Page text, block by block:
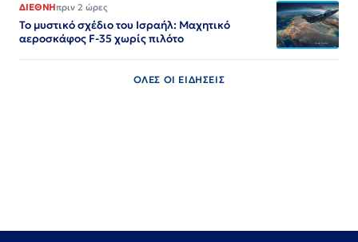
ΔΙΕΘΝΗπριν 2 ώρες
Το μυστικό σχέδιο του Ισραήλ: Μαχητικό
αεροσκάφος F-35 χωρίς πιλότο
ΟΛΕΣ ΟΙ ΕΙΔΗΣΕΙΣ